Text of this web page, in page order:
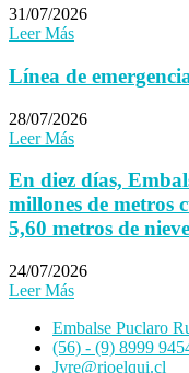
31/07/2026
Leer Más
Línea de
28/07/2026
Leer Más
En diez días,
millones de metros
5,60 metros de
24/07/2026
Leer Más
Embalse Puclaro
(56) - (9) 8999
Jvre@rioelqui.cl